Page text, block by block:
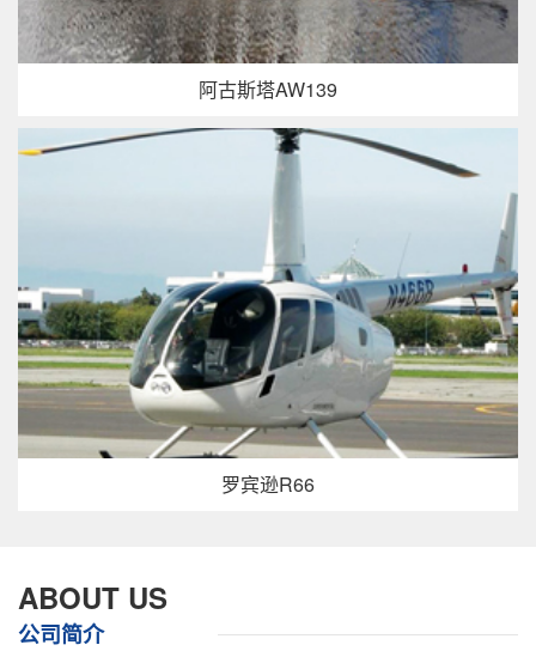
阿古斯塔AW139
罗宾逊R66
ABOUT US
公司简介